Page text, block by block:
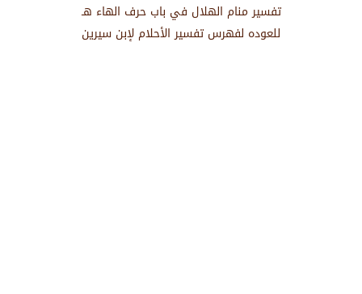
تفسير منام الهلال في باب حرف الهاء هـ
للعوده لفهرس تفسير الأحلام لإبن سيرين